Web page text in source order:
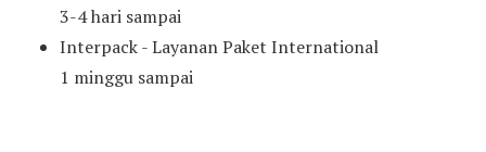
3-4 hari sampai
Interpack - Layanan Paket International
1 minggu sampai